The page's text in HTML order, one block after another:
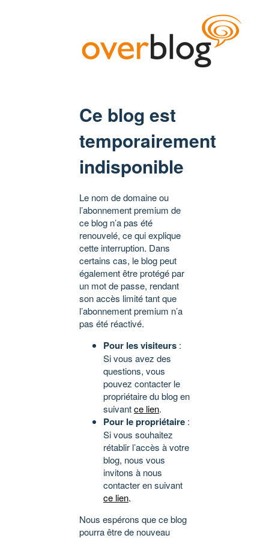
Ce blog est
temporairement
indisponible
Le nom de domaine ou
l’abonnement premium de
ce blog n’a pas été
renouvelé, ce qui explique
cette interruption. Dans
certains cas, le blog peut
également être protégé par
un mot de passe, rendant
son accès limité tant que
l’abonnement premium n’a
pas été réactivé.
Pour les visiteurs :
Si vous avez des
questions, vous
pouvez contacter le
propriétaire du blog en
suivantce lien.
Pour le propriétaire :
Si vous souhaitez
rétablir l’accès à votre
blog, nous vous
invitons à nous
contacter en suivant
ce lien.
Nous espérons que ce blog
pourra être de nouveau